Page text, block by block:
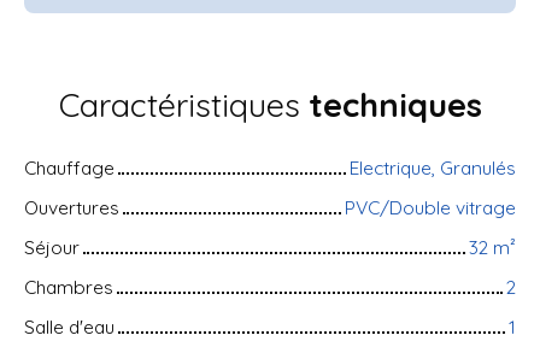
Caractéristiques techniques
Chauffage
Electrique, Granulés
Ouvertures
PVC/Double vitrage
Séjour
32 m²
Chambres
2
Salle d'eau
1